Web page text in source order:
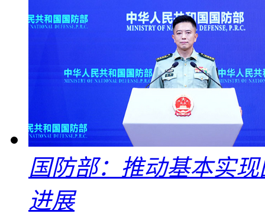
国防部：推动基本实
进展